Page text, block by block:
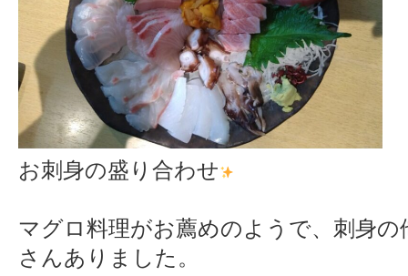
お刺身の盛り合わせ
マグロ料理がお薦めのようで、刺身
さんありました。